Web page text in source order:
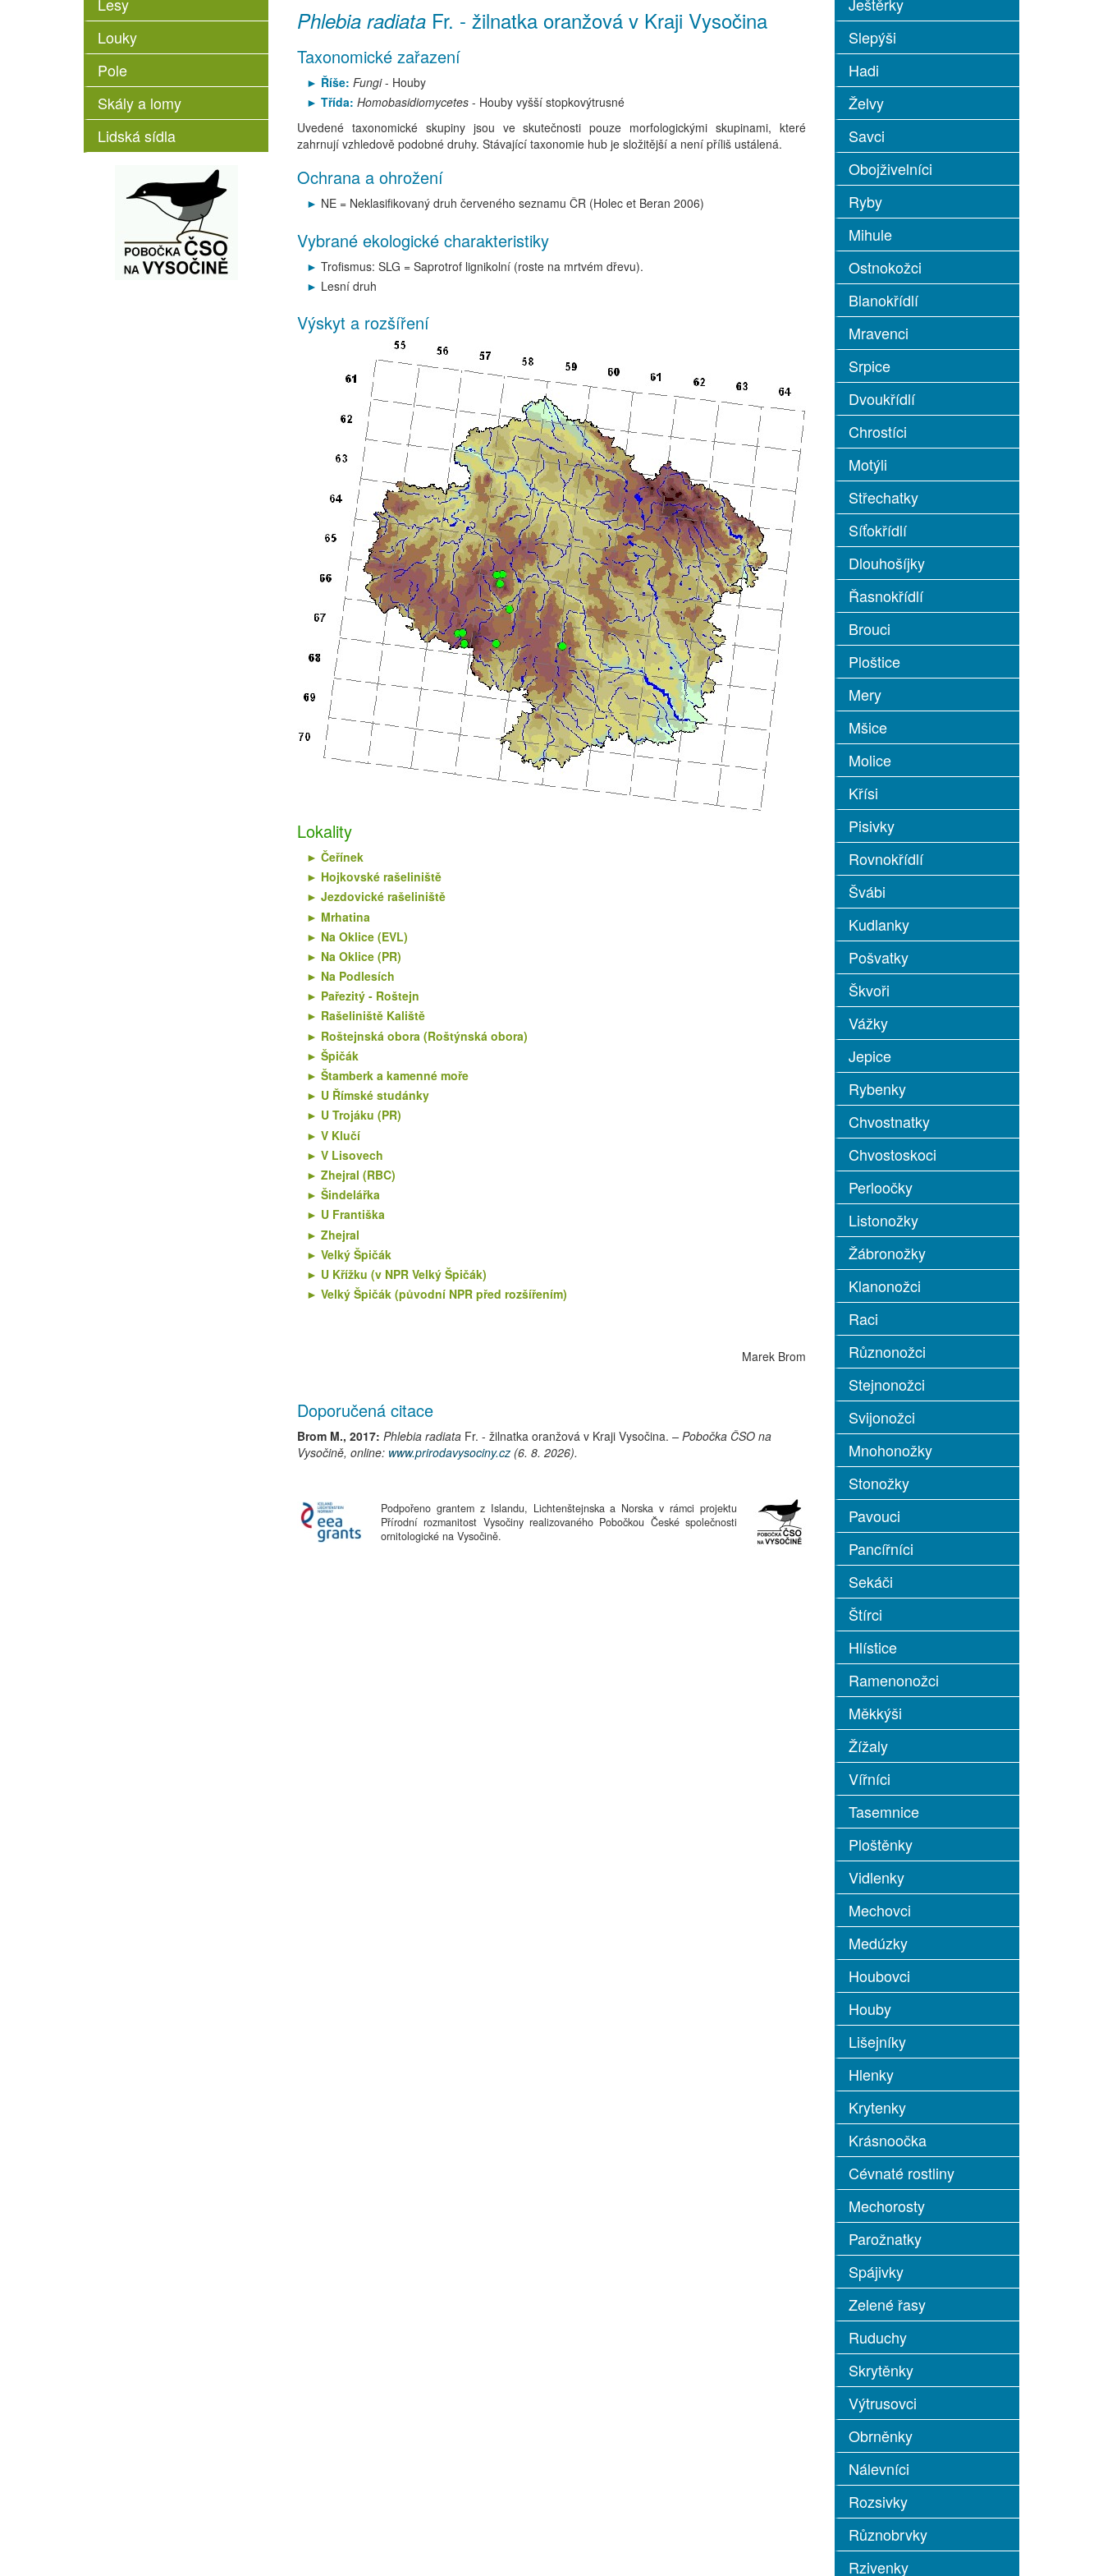
Louky
Pole
Skály a lomy
Lidská sídla
Slepýši
Hadi
Želvy
Savci
Obojživelníci
Ryby
Mihule
Ostnokožci
Blanokřídlí
Mravenci
Srpice
Dvoukřídlí
Chrostíci
Motýli
Střechatky
Síťokřídlí
Dlouhošíjky
Řasnokřídlí
Brouci
Ploštice
Mery
Mšice
Molice
Křísi
Pisivky
Rovnokřídlí
Švábi
Kudlanky
Pošvatky
Škvoři
Vážky
Jepice
Rybenky
Chvostnatky
Chvostoskoci
Perloočky
Listonožky
Žábronožky
Klanonožci
Raci
Různonožci
Stejnonožci
Svijonožci
Mnohonožky
Stonožky
Pavouci
Pancířníci
Sekáči
Štírci
Hlístice
Ramenonožci
Měkkýši
Žížaly
Vířníci
Tasemnice
Ploštěnky
Vidlenky
Mechovci
Medúzky
Houbovci
Houby
Lišejníky
Hlenky
Krytenky
Krásnoočka
Cévnaté rostliny
Mechorosty
Parožnatky
Spájivky
Zelené řasy
Ruduchy
Skrytěnky
Výtrusovci
Obrněnky
Nálevníci
Rozsivky
Různobrvky
Rzivenky
Phlebia radiata Fr. - žilnatka oranžová v Kraji Vysočina
Taxonomické zařazení
Říše: Fungi- Houby
Třída: Homobasidiomycetes- Houby vyšší stopkovýtrusné
Uvedené taxonomické skupiny jsou ve skutečnosti pouze morfologickými skupinami, které
zahrnují vzhledově podobné druhy. Stávající taxonomie hub je složitější a není příliš ustálená.
Ochrana a ohrožení
NE = Neklasifikovaný druh červeného seznamu ČR (Holec et Beran 2006)
Vybrané ekologické charakteristiky
Trofismus: SLG = Saprotrof lignikolní (roste na mrtvém dřevu).
Lesní druh
Výskyt a rozšíření
Lokality
Čeřínek
Hojkovské rašeliniště
Jezdovické rašeliniště
Mrhatina
Na Oklice (EVL)
Na Oklice (PR)
Na Podlesích
Pařezitý - Roštejn
Rašeliniště Kaliště
Roštejnská obora (Roštýnská obora)
Špičák
Štamberk a kamenné moře
U Římské studánky
U Trojáku (PR)
V Klučí
V Lisovech
Zhejral (RBC)
Šindelářka
U Františka
Zhejral
Velký Špičák
U Křížku (v NPR Velký Špičák)
Velký Špičák (původní NPR před rozšířením)
Marek Brom
Doporučená citace
Brom M., 2017: Phlebia radiata Fr. - žilnatka oranžová v Kraji Vysočina. – Pobočka ČSO na
Vysočině, online: www.prirodavysociny.cz (6. 8. 2026).
Podpořeno grantem z Islandu, Lichtenštejnska a Norska v rámci projektu
Přírodní rozmanitost Vysočiny realizovaného Pobočkou České společnosti
ornitologické na Vysočině.